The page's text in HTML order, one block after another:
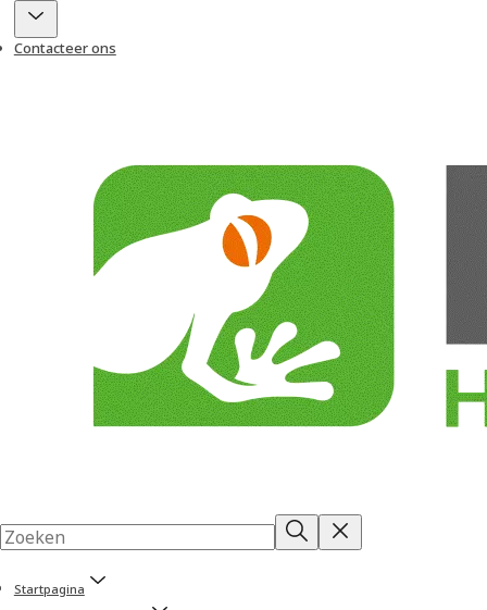
Contacteer ons
Startpagina